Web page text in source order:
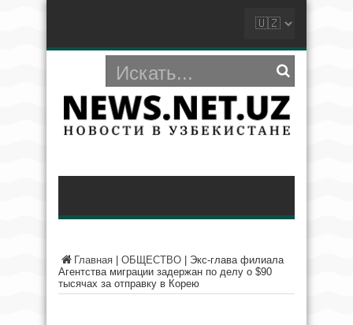
Главная ОБЩЕСТВО
Экс-глава филиала
Агентства миграции задержан по делу о $90
тысячах за отправку в Корею